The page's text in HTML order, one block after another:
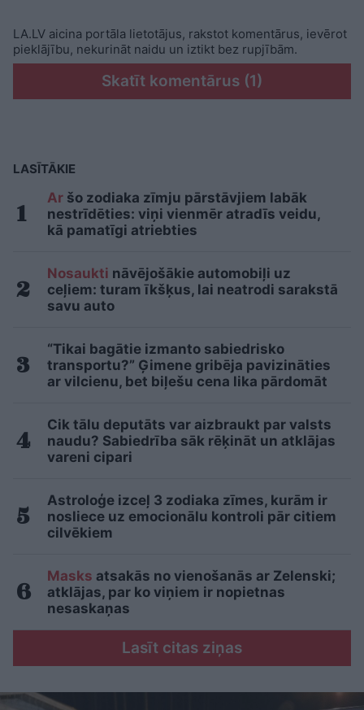
LA.LV aicina portāla lietotājus, rakstot komentārus, ievērot
pieklājību, nekurināt naidu un iztikt bez rupjībām.
Skatīt komentārus (1)
LASĪTĀKIE
Ar šo zodiaka zīmju pārstāvjiem labāk
nestrīdēties: viņi vienmēr atradīs veidu,
kā pamatīgi atriebties
Nosaukti nāvējošākie automobiļi uz
ceļiem: turam īkšķus, lai neatrodi sarakstā
savu auto
“Tikai bagātie izmanto sabiedrisko
transportu?” Ģimene gribēja pavizināties
ar vilcienu, bet biļešu cena lika pārdomāt
Cik tālu deputāts var aizbraukt par valsts
naudu? Sabiedrība sāk rēķināt un atklājas
vareni cipari
Astroloģe izceļ 3 zodiaka zīmes, kurām ir
nosliece uz emocionālu kontroli pār citiem
cilvēkiem
Masks atsakās no vienošanās ar Zelenski;
atklājas, par ko viņiem ir nopietnas
nesaskaņas
Lasīt citas ziņas